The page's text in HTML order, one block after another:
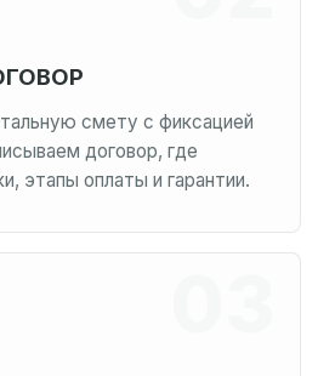
смету с фиксацией
договор, где
этапы оплаты и гарантии.